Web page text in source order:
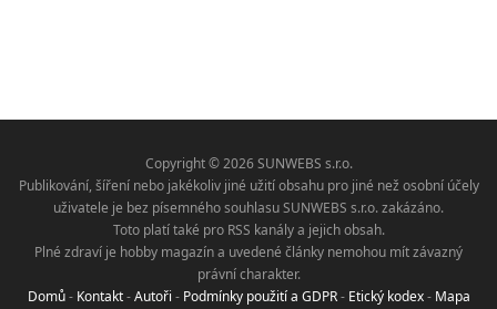
Copyright © 2026 SUNWEBS s.r.o.
Publikování, šíření nebo jakékoliv jiné užití obsahu pro jiné než osobní účely
uživatele je bez písemného souhlasu SUNWEBS s.r.o. zakázáno.
Toto platí také pro RSS kanály a jejich obsah.
Plné zdraví je hobby magazín a uvedené články nemohou mít závazný
právní charakter.
Domů- Kontakt-Autoři - Podmínky použití a GDPR- Etický kodex- Mapa